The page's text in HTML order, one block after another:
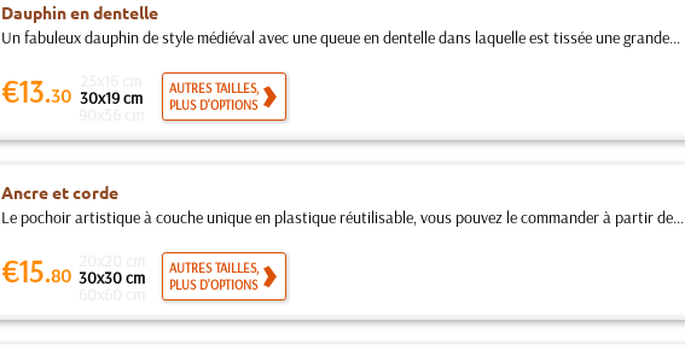
Dauphin en dentelle
Un fabuleux dauphin de style médiéval avec une queue en dentelle dans laquelle est tissée une grande...
€13.30 30x19 cm
AUTRES TAILLES,
PLUS D'OPTIONS
Ancre et corde
Le pochoir artistique à couche unique en plastique réutilisable, vous pouvez le commander à partir de...
€15.80 30x30 cm
AUTRES TAILLES,
PLUS D'OPTIONS